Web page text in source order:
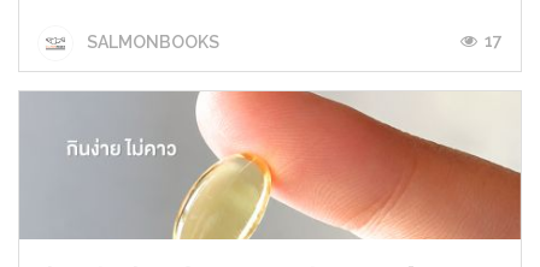
SALMONBOOKS 17